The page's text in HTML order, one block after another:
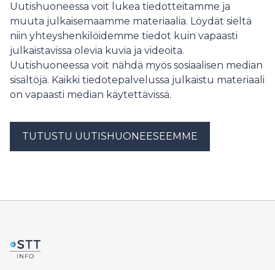
Uutishuoneessa voit lukea tiedotteitamme ja
muuta julkaisemaamme materiaalia. Löydät sieltä
niin yhteyshenkilöidemme tiedot kuin vapaasti
julkaistavissa olevia kuvia ja videoita.
Uutishuoneessa voit nähdä myös sosiaalisen median
sisältöjä. Kaikki tiedotepalvelussa julkaistu materiaali
on vapaasti median käytettävissä.
TUTUSTU UUTISHUONEESEEMME